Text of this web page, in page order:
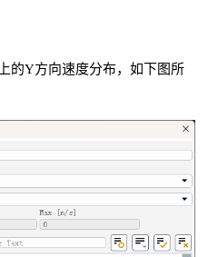
上的Y方向速度分布，如下图所